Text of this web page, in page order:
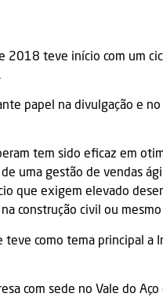
2018 teve início com um
papel na divulgação e
tem sido eficaz em
uma gestão de vendas
que exigem elevado
construção civil ou
teve como tema principal a
com sede no Vale do